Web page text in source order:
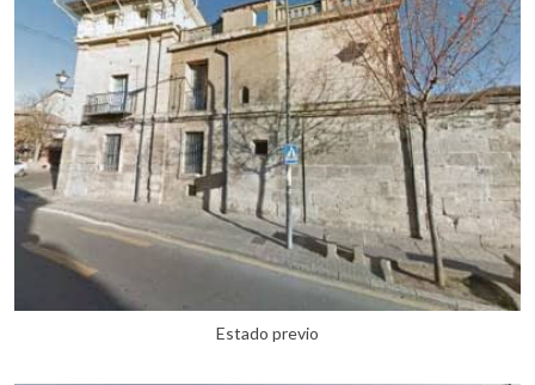
Estado previo